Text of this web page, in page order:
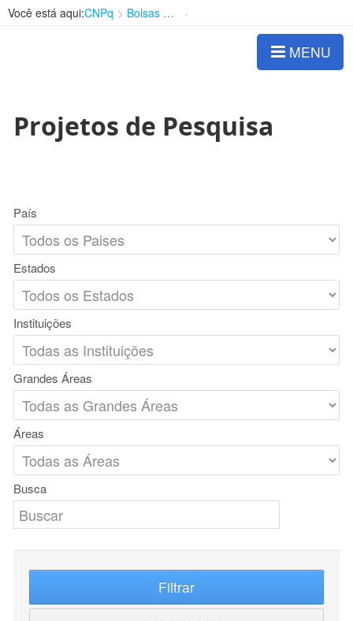
Você está aqui:CNPq Bolsas e Auxílios Vigentes
MENU
Projetos de Pesquisa
País
Estados
Instituições
Grandes Áreas
Áreas
Busca
Filtrar